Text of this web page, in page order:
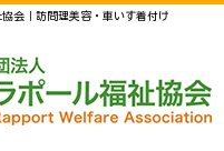
会｜訪問理美容・車いす着付け